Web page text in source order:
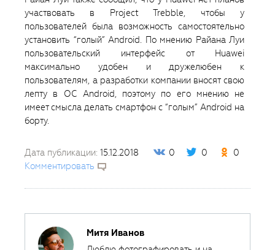
участвовать в Project Trebble, чтобы у
пользователей была возможность самостоятельно
установить “голый” Android. По мнению Райана Луи
пользовательский интерфейс от Huawei
максимально удобен и дружелюбен к
пользователям, а разработки компании вносят свою
лепту в ОС Android, поэтому по его мнению не
имеет смысла делать смартфон с “голым” Android на
борту.
Дата публикации: 15.12.2018 0 0
0
Комментировать
Митя Иванов